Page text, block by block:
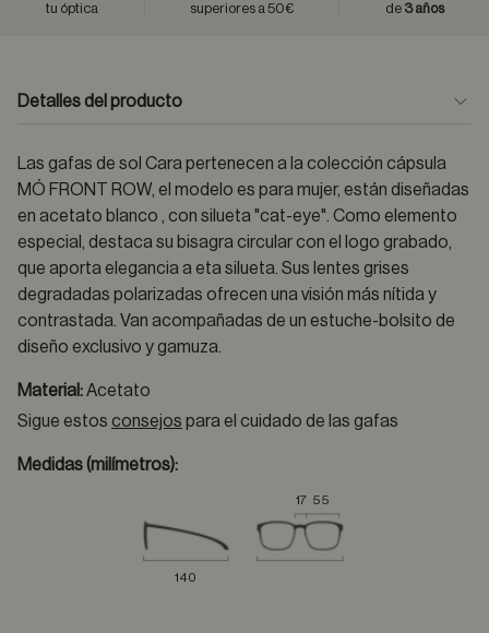
tu óptica
superiores a 50€
de 3 años
Detalles del producto
Las gafas de sol Cara pertenecen a la colección cápsula
MÓ FRONT ROW, el modelo es para mujer, están diseñadas
en acetato blanco , con silueta "cat-eye". Como elemento
especial, destaca su bisagra circular con el logo grabado,
que aporta elegancia a eta silueta. Sus lentes grises
degradadas polarizadas ofrecen una visión más nítida y
contrastada. Van acompañadas de un estuche-bolsito de
diseño exclusivo y gamuza.
Material:Acetato
Sigue estos consejos para el cuidado de las gafas
Medidas (milímetros):
17 55
140